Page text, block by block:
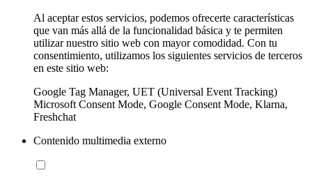
Al aceptar estos servicios, podemos ofrecerte características
que van más allá de la funcionalidad básica y te permiten
utilizar nuestro sitio web con mayor comodidad. Con tu
consentimiento, utilizamos los siguientes servicios de terceros
en este sitio web:
Google Tag Manager, UET (Universal Event Tracking)
Microsoft Consent Mode, Google Consent Mode, Klarna,
Freshchat
Contenido multimedia externo